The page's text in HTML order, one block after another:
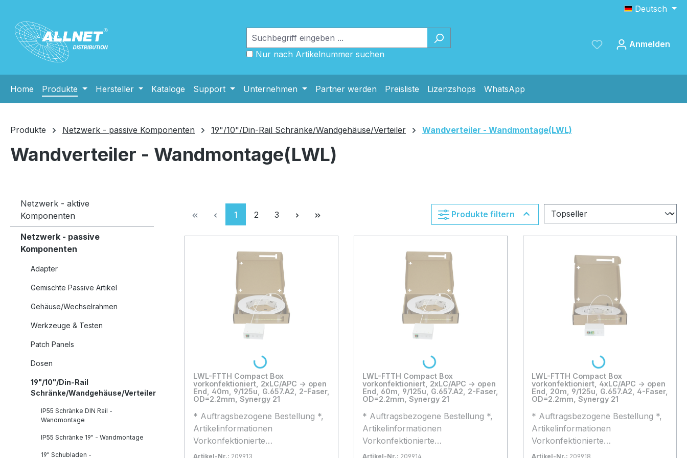
Deutsch
Nur nach Artikelnummer suchen
Anmelden
Home Produkte Hersteller Kataloge Support Unternehmen Partner werden Preisliste Lizenzshops WhatsApp
Produkte Netzwerk - passive Komponenten 19"/10"/Din-Rail Schränke/Wandgehäuse/Verteiler Wandverteiler - Wandmontage(LWL)
Wandverteiler - Wandmontage(LWL)
Netzwerk - aktive
Komponenten
Netzwerk - passive
Komponenten
Adapter
Gemischte Passive Artikel
Gehäuse/Wechselrahmen
Werkzeuge & Testen
Patch Panels
Dosen
19"/10"/Din-Rail
Schränke/Wandgehäuse/Verteiler
IP55 Schränke DIN Rail -
Wandmontage
IP55 Schränke 19" - Wandmontage
19" Schubladen -
Seite
1 Seite
2 Seite
3 Produkte filtern
LWL-FTTH Compact Box
vorkonfektioniert, 2xLC/APC -> open
End, 40m, 9/125u, G.657.A2, 2-Faser,
OD=2.2mm, Synergy 21
* Auftragsbezogene Bestellung *,
Artikelinformationen
Vorkonfektionierte
Hausanschlussbox mit 2 fasrigem
Artikel-Nr.: 209913
Loading...
LWL-FTTH Compact Box
vorkonfektioniert, 2xLC/APC -> open
End, 60m, 9/125u, G.657.A2, 2-Faser,
OD=2.2mm, Synergy 21
* Auftragsbezogene Bestellung *,
Artikelinformationen
Vorkonfektionierte
Hausanschlussbox mit 2 fasrigem
Artikel-Nr.: 209914
Loading...
LWL-FTTH Compact Box
vorkonfektioniert, 4xLC/APC -> open
End, 20m, 9/125u, G.657.A2, 4-Faser,
OD=2.2mm, Synergy 21
* Auftragsbezogene Bestellung *,
Artikelinformationen
Vorkonfektionierte
Hausanschlussbox mit 4 fasrigem
Artikel-Nr.: 209918
Loading...